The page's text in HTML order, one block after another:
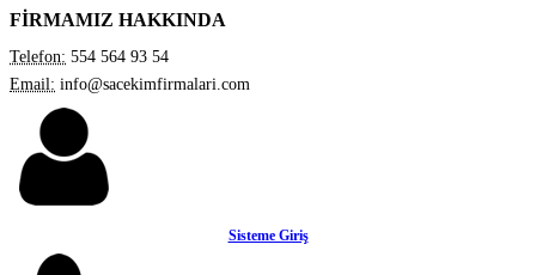
FİRMAMIZ HAKKINDA
Telefon: 554 564 93 54
Email: info@sacekimfirmalari.com
Sisteme Giriş